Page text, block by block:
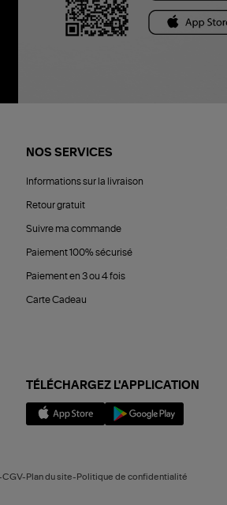
NOS SERVICES
Informations sur la livraison
Retour gratuit
Suivre ma commande
Paiement 100% sécurisé
Paiement en 3 ou 4 fois
Carte Cadeau
TÉLÉCHARGEZ L'APPLICATION
Plan du site-Politique de confidentialité